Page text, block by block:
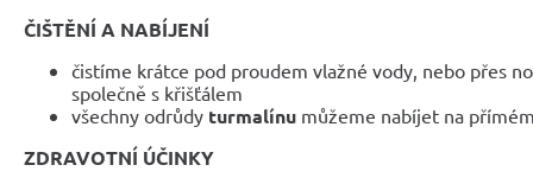
ČIŠTĚNÍ A NABÍJENÍ
čistíme krátce pod proudem vlažné vody, nebo přes
společně s křišťálem
všechny odrůdy turmalínu můžeme nabíjet na
ZDRAVOTNÍ ÚČINKY